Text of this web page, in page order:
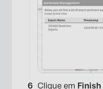
Clique em Finish